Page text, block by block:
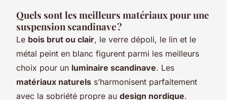
Quels sont les meilleurs matériaux pour une
suspension scandinave ?
Le bois brut ou clair, le verre dépoli, le lin et le
métal peint en blanc figurent parmi les meilleurs
choix pour un luminaire scandinave. Les
matériaux naturels s’harmonisent parfaitement
avec la sobriété propre au design nordique.